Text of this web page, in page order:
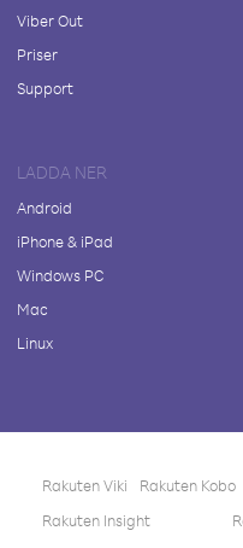
Viber Out
Priser
Support
LADDA NER
Android
iPhone & iPad
Windows PC
Mac
Linux
Rakuten Viki Rakuten Kobo
Rakuten Insight